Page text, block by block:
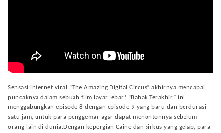
Sensasi internet viral “The Amazing Digital Circus” akhirnya mencapai
puncaknya dalam sebuah film layar lebar! “Babak Terakhir” ini
menggabungkan episode 8 dengan episode 9 yang baru dan berdurasi
satu jam, untuk para penggemar agar dapat menontonnya sebelum
orang lain di dunia.Dengan kepergian Caine dan sirkus yang gelap, para